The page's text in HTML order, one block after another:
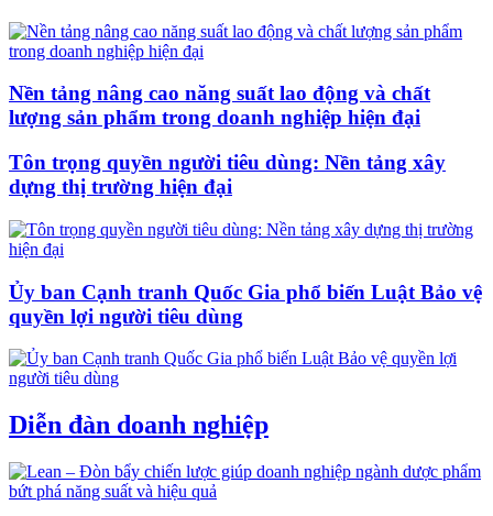
Nền tảng nâng cao năng suất lao động và chất
lượng sản phẩm trong doanh nghiệp hiện đại
Tôn trọng quyền người tiêu dùng: Nền tảng xây
dựng thị trường hiện đại
Ủy ban Cạnh tranh Quốc Gia phổ biến Luật Bảo vệ
quyền lợi người tiêu dùng
Diễn đàn doanh nghiệp